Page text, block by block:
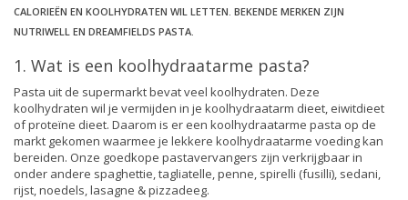
CALORIEËN EN KOOLHYDRATEN WIL LETTEN. BEKENDE MERKEN ZIJN
NUTRIWELL EN DREAMFIELDS PASTA.
1. Wat is een koolhydraatarme pasta?
Pasta uit de supermarkt bevat veel koolhydraten. Deze
koolhydraten wil je vermijden in je koolhydraatarm dieet, eiwitdieet
of proteïne dieet. Daarom is er een koolhydraatarme pasta op de
markt gekomen waarmee je lekkere koolhydraatarme voeding kan
bereiden. Onze goedkope pastavervangers zijn verkrijgbaar in
onder andere spaghettie, tagliatelle, penne, spirelli (fusilli), sedani,
rijst, noedels, lasagne & pizzadeeg.